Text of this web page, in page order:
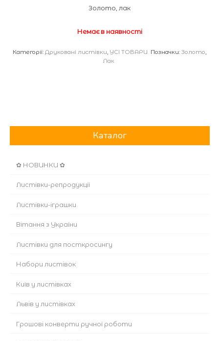
Золото, лак
Немає в наявності
Категорії: Друковані листівки, УСІ ТОВАРИ Позначки:Золото,
Лак
Каталог
✿ НОВИНКИ ✿
Листівки-репродукції
Листівки-іграшки
Вітання з України
Листівки для посткросингу
Набори листівок
Київ у листівках
Львів у листівках
Грошові конверти ручної роботи